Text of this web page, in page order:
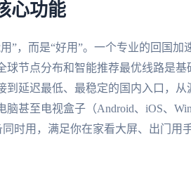
心功能
”，而是“好用”。一个专业的回国加
节点分布和智能推荐最优线路是基
延迟最低、最稳定的国内入口，从
甚至电视盒子（Android、iOS、
时用，满足你在家看大屏、出门用